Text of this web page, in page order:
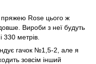
пряжею Rose цього ж
Вироби з неї будуть
330 метрів.
гачок №1,5-2, але я
зовсім інший